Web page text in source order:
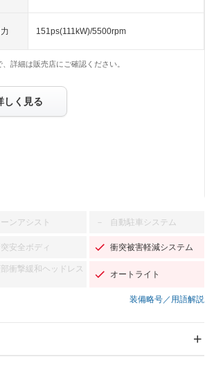
151ps(111kW)/5500rpm
詳細は販売店にご確認ください。
しく見る
ーンアシスト － 自動駐車システム
安全ボディ 衝突被害軽減システム
衝撃緩和ヘッドレス
オートライト
装備略号／用語解説